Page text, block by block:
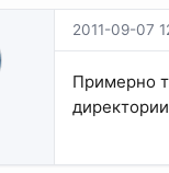
2011-09-07
Примерно